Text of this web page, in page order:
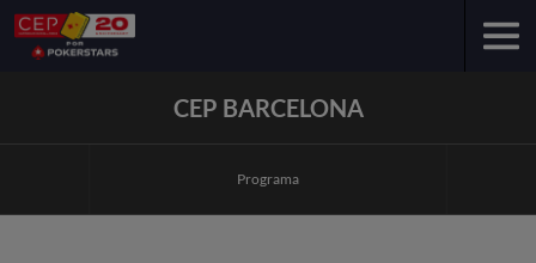
CEP BARCELONA
Programa